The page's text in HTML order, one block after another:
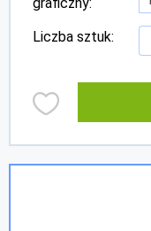
Liczba sztuk: